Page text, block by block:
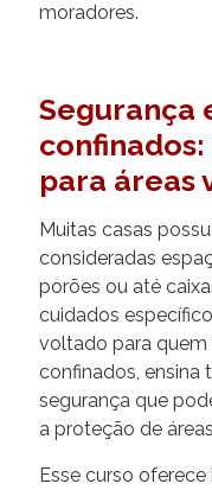
moradores.
Segurança
para áreas
Muitas casas
consideradas
porões ou até
cuidados
voltado para
confinados, ensina
segurança que
a proteção de
Esse curso